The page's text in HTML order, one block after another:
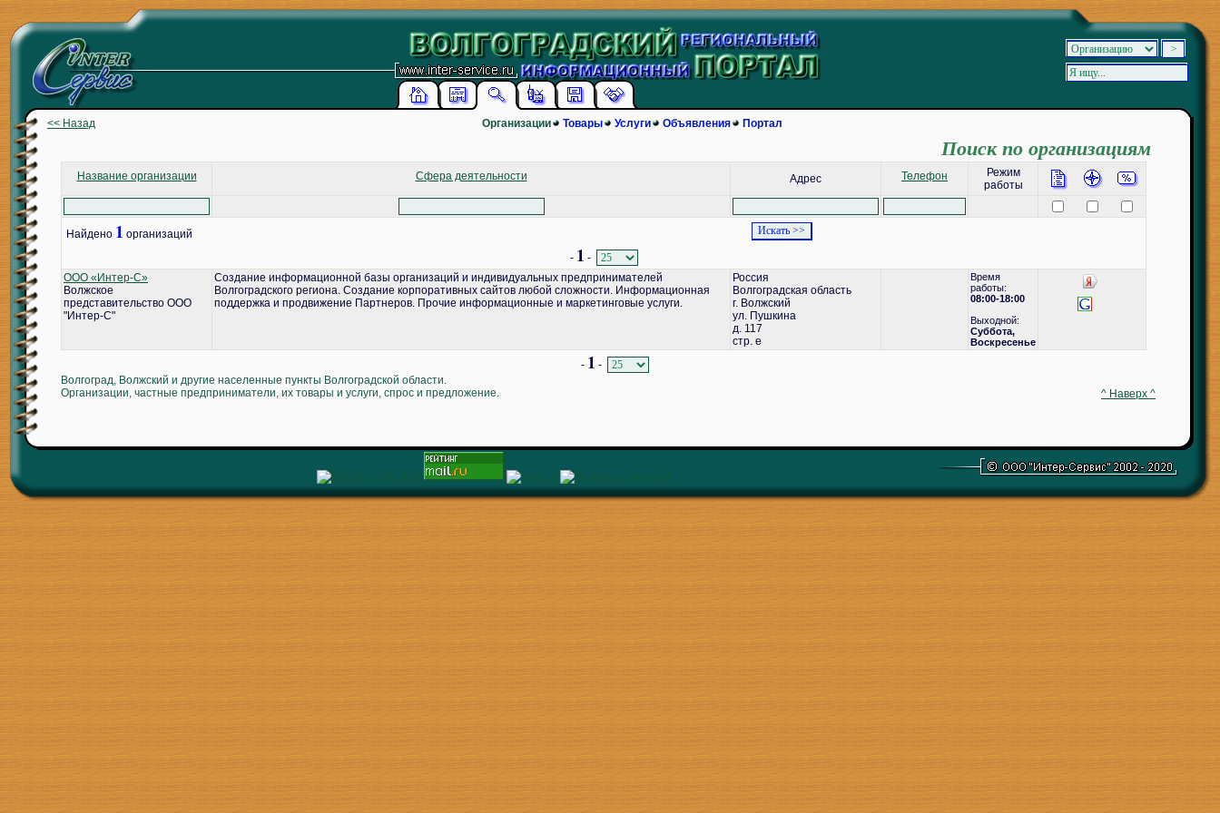
<< Назад Организации Товары Услуги Объявления Портал
Поиск по организациям
Название организации Сфера деятельности Адрес Телефон
Режим
работы
Найдено 1 организаций
- 1 -
ООО «Интер-С»
Волжское
представительство ООО
"Интер-С"
Создание информационной базы организаций и индивидуальных предпринимателей
Волгоградского региона. Создание корпоративных сайтов любой сложности. Информационная
поддержка и продвижение Партнеров. Прочие информационные и маркетинговые услуги.
Россия
Волгоградская область
г. Волжский
ул. Пушкина
д. 117
стр. е
Время
работы:
08:00-18:00
Выходной:
Суббота,
Воскресенье
- 1 -
Волгоград, Волжский и другие населенные пункты Волгоградской области.
Организации, частные предприниматели, их товары и услуги, спрос и предложение.
^ Наверх ^